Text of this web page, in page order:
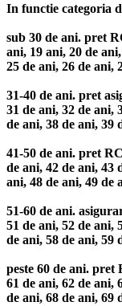
In functie categoria
sub 30 de ani. pret
ani, 19 ani, 20 de
25 de ani, 26 de ani,
31-40 de ani. pret
31 de ani, 32 de ani,
de ani, 38 de ani, 39
41-50 de ani. pret
de ani, 42 de ani, 43
ani, 48 de ani, 49 de
51-60 de ani.
51 de ani, 52 de ani,
de ani, 58 de ani, 59
peste 60 de ani. pret
61 de ani, 62 de ani,
de ani, 68 de ani, 69